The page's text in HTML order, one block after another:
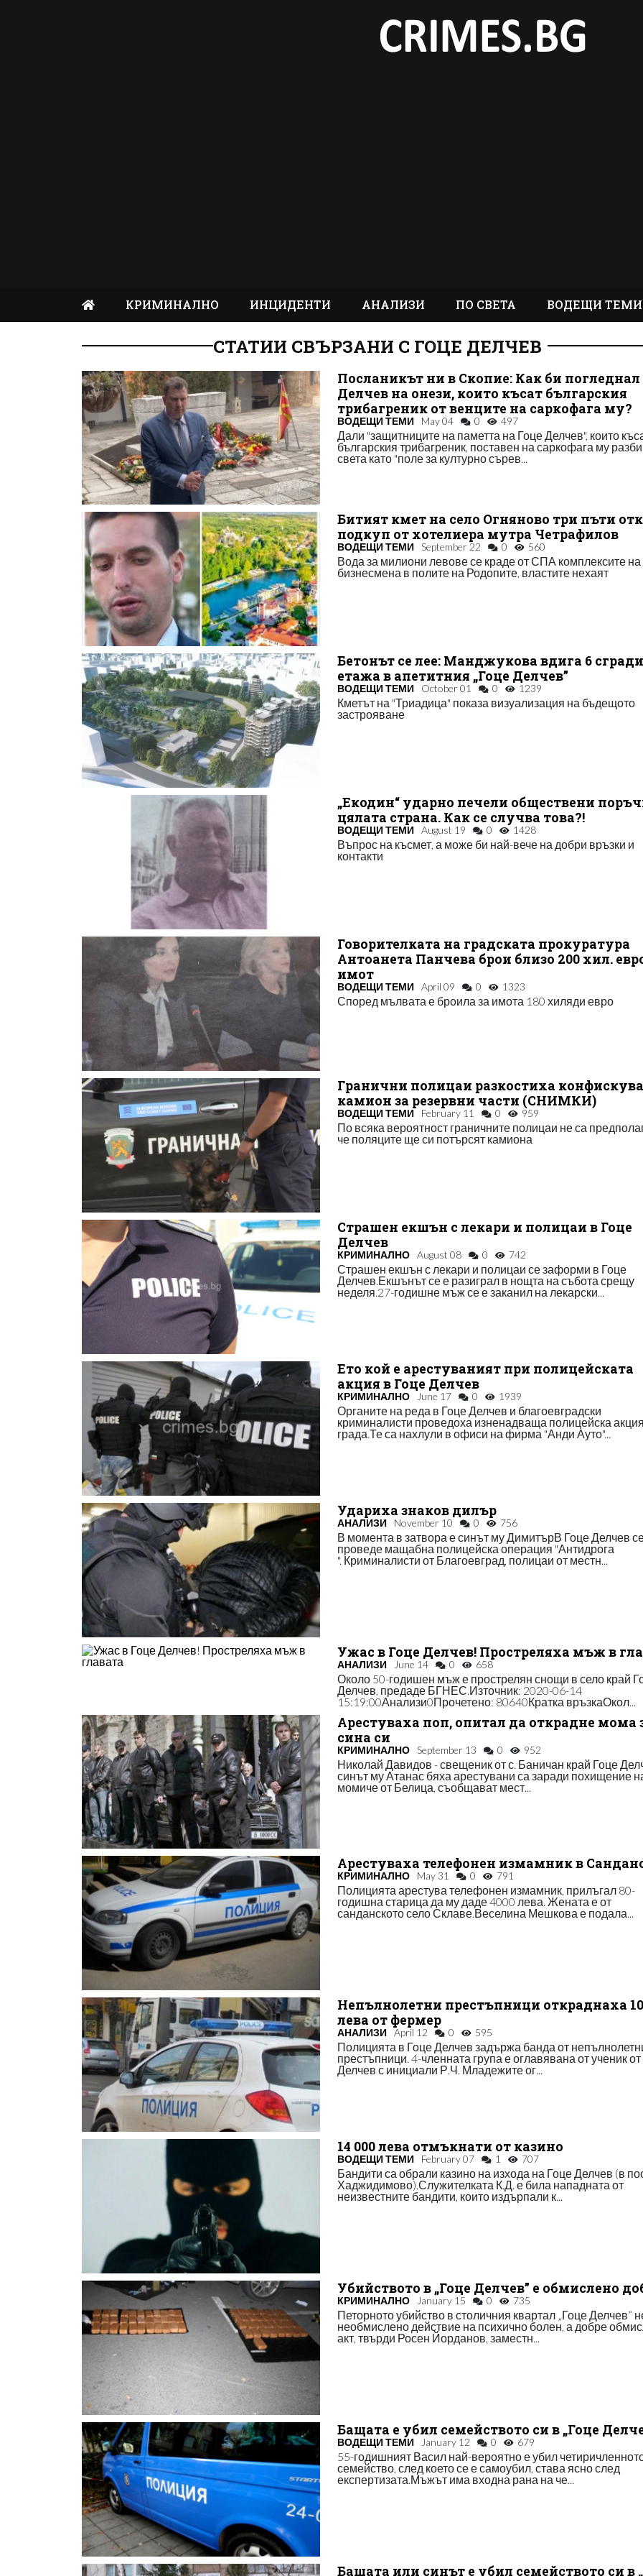
КРИМИНАЛНО ИНЦИДЕНТИ АНАЛИЗИ ПО СВЕТА ВОДЕЩИ ТЕМИ
СТАТИИ СВЪРЗАНИ С ГОЦЕ ДЕЛЧЕВ
Посланикът ни в Скопие: Как би погледнал
Делчев на онези, които късат българския
трибагреник от венците на саркофага му?
ВОДЕЩИ ТЕМИ May 04 0 497
Дали "защитниците на паметта на Гоце Делчев", които
българския трибагреник, поставен на саркофага му
света като "поле за културно сърев...
Битият кмет на село Огняново три пъти
подкуп от хотелиера мутра Четрафилов
ВОДЕЩИ ТЕМИ September 22 0 560
Вода за милиони левове се краде от СПА комплексите на
бизнесмена в полите на Родопите, властите нехаят
Бетонът се лее: Манджукова вдига 6
етажа в апетитния „Гоце Делчев”
ВОДЕЩИ ТЕМИ October 01 0 1239
Кметът на "Триадица" показа визуализация на бъдещото
застрояване
„Екодин“ ударно печели обществени
цялата страна. Как се случва това?!
ВОДЕЩИ ТЕМИ August 19 0 1428
Въпрос на късмет, а може би най-вече на добри връзки и
контакти
Говорителката на градската прокуратура
Антоанета Панчева брои близо 200 хил.
имот
ВОДЕЩИ ТЕМИ April 09 0 1323
Според мълвата е броила за имота 180 хиляди евро
Гранични полицаи разкостиха
камион за резервни части (СНИМКИ)
ВОДЕЩИ ТЕМИ February 11 0 959
По всяка вероятност граничните полицаи не са
че поляците ще си потърсят камиона
Страшен екшън с лекари и полицаи в Гоце
Делчев
КРИМИНАЛНО August 08 0 742
Страшен екшън с лекари и полицаи се заформи в Гоце
Делчев.Екшънът се е разиграл в нощта на събота срещу
неделя.27-годишне мъж се е заканил на лекарски...
Ето кой е арестуваният при полицейската
акция в Гоце Делчев
КРИМИНАЛНО June 17 0 1939
Органите на реда в Гоце Делчев и благоевградски
криминалисти проведоха изненадваща полицейска
града.Те са нахлули в офиси на фирма "Анди Ауто"...
Удариха знаков дилър
АНАЛИЗИ November 10 0 756
В момента в затвора е синът му ДимитърВ Гоце Делчев
проведе мащабна полицейска операция "Антидрога
". Криминалисти от Благоевград, полицаи от местн...
Ужас в Гоце Делчев! Простреляха мъж в
АНАЛИЗИ June 14 0 658
Около 50-годишен мъж е прострелян снощи в село край
Делчев, предаде БГНЕС.Източник: 2020-06-14
15:19:00Анализи0Прочетено: 80640Кратка връзкаОкол...
Арестуваха поп, опитал да открадне мома
сина си
КРИМИНАЛНО September 13 0 952
Николай Давидов - свещеник от с. Баничан край Гоце
синът му Атанас бяха арестувани са заради похищение
момиче от Белица, съобщават мест...
Арестуваха телефонен измамник в
КРИМИНАЛНО May 31 0 791
Полицията арестува телефонен измамник, прилъгал 80-
годишна старица да му даде 4000 лева. Жената е от
санданското село Склаве.Веселина Мешкова е подала...
Непълнолетни престъпници откраднаха 10
лева от фермер
АНАЛИЗИ April 12 0 595
Полицията в Гоце Делчев задържа банда от
престъпници. 4-членната група е оглавявана от ученик
Делчев с инициали Р.Ч. Младежите ог...
14 000 лева отмъкнати от казино
ВОДЕЩИ ТЕМИ February 07 1 707
Бандити са обрали казино на изхода на Гоце Делчев (в
Хаджидимово).Служителката К.Д. е била нападната от
неизвестните бандити, които издърпали к...
Убийството в „Гоце Делчев” е обмислено
КРИМИНАЛНО January 15 0 735
Петорното убийство в столичния квартал „Гоце Делчев”
необмислено действие на психично болен, а добре
акт, твърди Росен Йорданов, заместн...
Бащата е убил семейството си в „Гоце
ВОДЕЩИ ТЕМИ January 12 0 679
55-годишният Васил най-вероятно е убил
семейство, след което се е самоубил, става ясно след
експертизата.Мъжът има входна рана на че...
Бащата или синът е убил семейството си в